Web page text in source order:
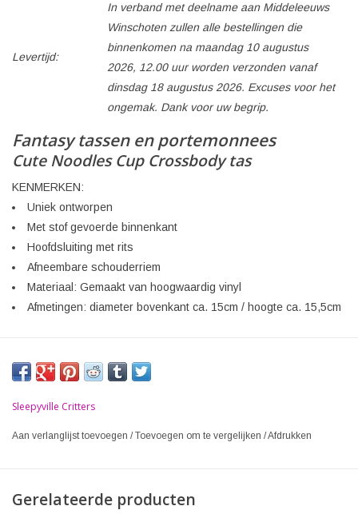
Levertijd:
In verband met deelname aan Middeleeuws
Winschoten zullen alle bestellingen die
binnenkomen na maandag 10 augustus
2026, 12.00 uur worden verzonden vanaf
dinsdag 18 augustus 2026. Excuses voor het
ongemak. Dank voor uw begrip.
Fantasy tassen en portemonnees
Cute Noodles Cup Crossbody tas
KENMERKEN:
Uniek ontworpen
Met stof gevoerde binnenkant
Hoofdsluiting met rits
Afneembare schouderriem
Materiaal: Gemaakt van hoogwaardig vinyl
Afmetingen: diameter bovenkant ca. 15cm / hoogte ca. 15,5cm
Sleepyville Critters
Aan verlanglijst toevoegen /Toevoegen om te vergelijken /Afdrukken
Gerelateerde producten